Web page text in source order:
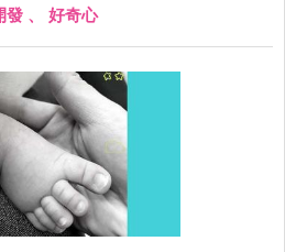
發 、 好奇心